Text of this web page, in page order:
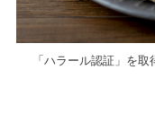
「ハラール認証」を取